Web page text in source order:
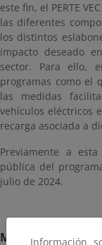
este fin, el PERTE
las diferentes
los distintos
impacto deseado
sector. Para ello,
programas como el
las medidas
vehículos eléctricos
recarga asociada a
Previamente a
pública del
julio de 2024.
Motivación
Información